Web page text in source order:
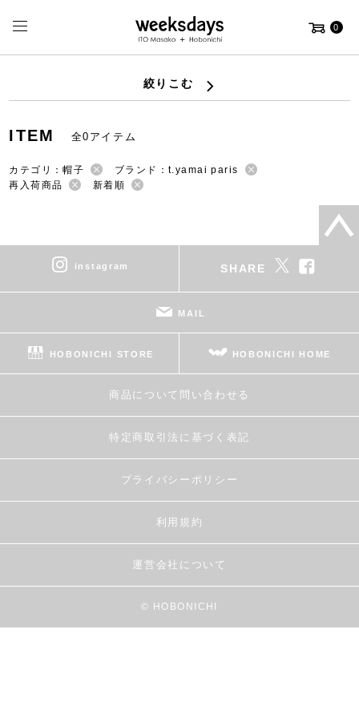
0
絞りこむ
ITEM 全0アイテム
カテゴリ：帽子
ブランド：t.yamai paris
再入荷商品
新着順
instagram SHARE
MAIL
HOBONICHI STORE HOBONICHI HOME
商品について問い合わせる
特定商取引法に基づく表記
プライバシーポリシー
利用規約
運営会社について
© HOBONICHI